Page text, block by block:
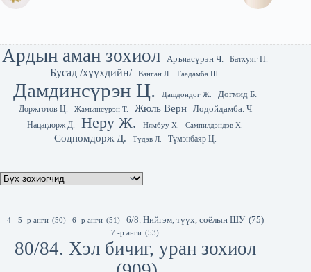
Ардын аман зохиол Аръяасүрэн Ч. Батхуяг П.
Бусад /хүүхдийн/ Ванган Л. Гаадамба Ш.
Дамдинсүрэн Ц. Дашдондог Ж.
Догмид Б.
Доржготов Ц.
Жамьянсүрэн Т. Жюль Верн Лодойдамба. Ч
Нацагдорж Д. Неру Ж. Нямбуу Х. Сампилдэндэв Х.
Содномдорж Д. Түдэв Л. Түмэнбаяр Ц.
4 - 5 -р анги (50) 6 -р анги (51) 6/8. Нийгэм, түүх, соёлын ШУ (75)
7 -р анги (53)
80/84. Хэл бичиг, уран зохиол